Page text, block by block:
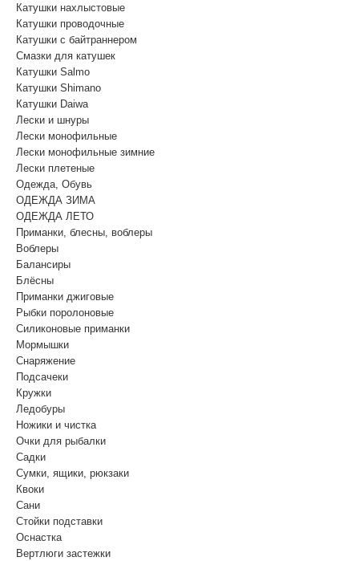
Катушки нахлыстовые
Катушки проводочные
Катушки с байтраннером
Смазки для катушек
Катушки Salmo
Катушки Shimano
Катушки Daiwa
Лески и шнуры
Лески монофильные
Лески монофильные зимние
Лески плетеные
Одежда, Обувь
ОДЕЖДА ЗИМА
ОДЕЖДА ЛЕТО
Приманки, блесны, воблеры
Воблеры
Балансиры
Блёсны
Приманки джиговые
Рыбки поролоновые
Силиконовые приманки
Мормышки
Снаряжение
Подсачеки
Кружки
Ледобуры
Ножики и чистка
Очки для рыбалки
Садки
Сумки, ящики, рюкзаки
Квоки
Сани
Стойки подставки
Оснастка
Вертлюги застежки